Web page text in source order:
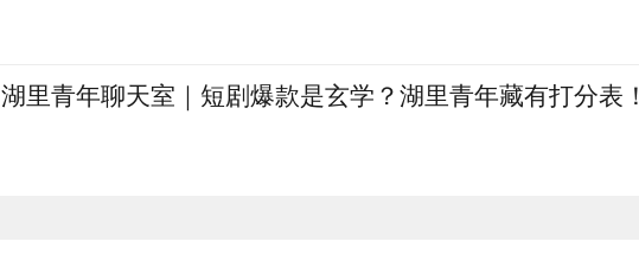
湖里青年聊天室｜短剧爆款是玄学？湖里青年藏有打分表！